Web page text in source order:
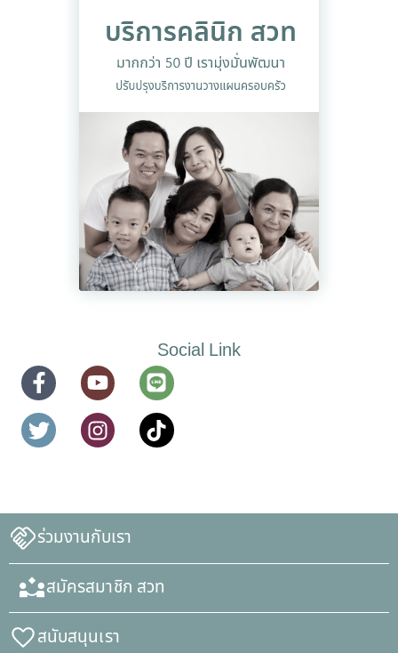
Social Link
ร่วมงานกับเรา
สมัครสมาชิก สวท
สนับสนุนเรา